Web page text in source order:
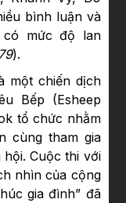
bình luận và
có mức độ lan
).
một chiến dịch
Bếp (Esheep
tổ chức nhằm
cùng tham gia
Cuộc thi với
nhìn của cộng
gia đình” đã